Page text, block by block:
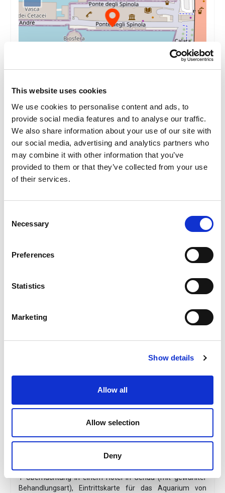
This website uses cookies
We use cookies to personalise content and ads, to
provide social media features and to analyse our traffic.
We also share information about your use of our site with
our social media, advertising and analytics partners who
may combine it with other information that you’ve
provided to them or that they’ve collected from your use
of their services.
Selection
Necessary
Preferences
Statistics
Marketing
Show details
Allow all
Allow selection
Deny
Features
Familie
Das unschlagbare Angebot, das Ihren Besuch im Aquarium
Hotelübernachtung. Freizeit zur Stadtbesichtigung,
Genua. Ende der Dienste.
Erwachsene im Doppelzimmer:ab 90 €
KOSTENLOS
1 Übernachtung in einem Hotel in Genua (mit gewählter
Behandlungsart), Eintrittskarte für das Aquarium von